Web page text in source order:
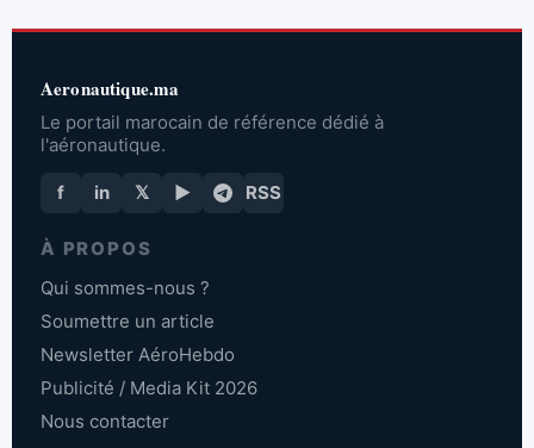
Aeronautique.ma
Le portail marocain de référence dédié à
l'aéronautique.
f in 𝕏 ▶ RSS
À PROPOS
Qui sommes-nous ?
Soumettre un article
Newsletter AéroHebdo
Publicité / Media Kit 2026
Nous contacter